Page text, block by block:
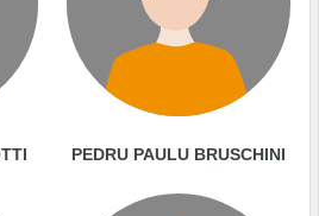
PEDRU PAULU BRUSCHINI